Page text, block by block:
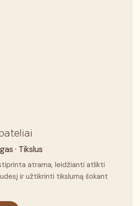
· Tikslus
atrama, leidžianti atlikti
ir užtikrinti tikslumą šokant